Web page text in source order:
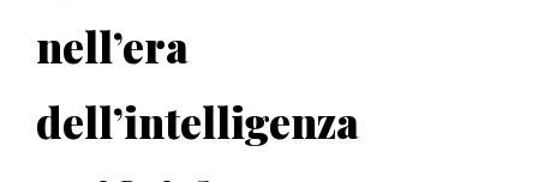
nell’era
dell’intelligenza